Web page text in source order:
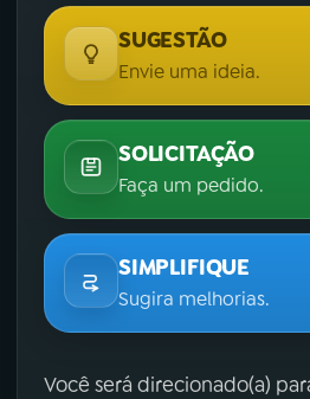
SUGESTÃO
Envie uma ideia.
SOLICITAÇÃO
Faça um pedido.
SIMPLIFIQUE
Sugira melhorias.
Você será direcionado(a)